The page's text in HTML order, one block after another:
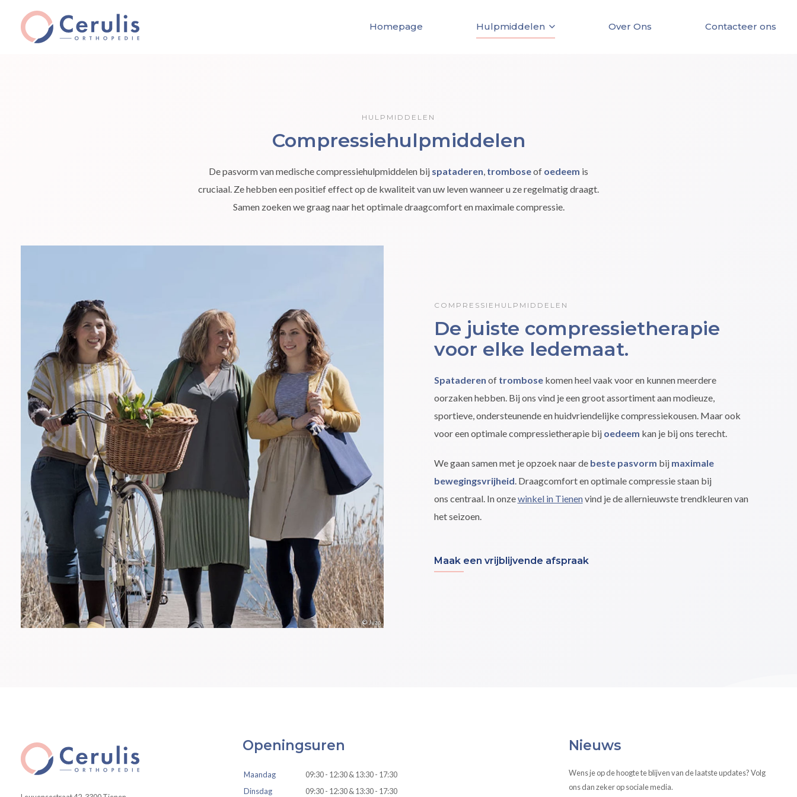
Homepage Hulpmiddelen Over Ons Contacteer ons
HULPMIDDELEN
Compressiehulpmiddelen
De pasvorm van medische compressiehulpmiddelen bij spataderen, tromboseof oedeem is
cruciaal. Ze hebben een positief effect op de kwaliteit van uw leven wanneer u ze regelmatig draagt.
Samen zoeken we graag naar het optimale draagcomfort en maximale compressie.
© Juzo
COMPRESSIEHULPMIDDELEN
De juiste compressietherapie
voor elke ledemaat.
Spataderen of trombosekomen heel vaak voor en kunnen meerdere
oorzaken hebben. Bij ons vind je een groot assortiment aan modieuze,
sportieve, ondersteunende en huidvriendelijke compressiekousen. Maar ook
voor een optimale compressietherapie bij oedeem kan je bij ons terecht.
We gaan samen met je opzoek naar de beste pasvorm bij maximale
bewegingsvrijheid . Draagcomfort en optimale compressie staan bij
ons centraal. In onzewinkel in Tienenvind je de allernieuwste trendkleuren van
het seizoen.
Maak een vrijblijvende afspraak
Openingsuren
Maandag
09:30 - 12:30 & 13:30 - 17:30
Dinsdag
09:30 - 12:30 & 13:30 - 17:30
Nieuws
Wens je op de hoogte te blijven van de laatste updates? Volg
ons dan zeker op sociale media.